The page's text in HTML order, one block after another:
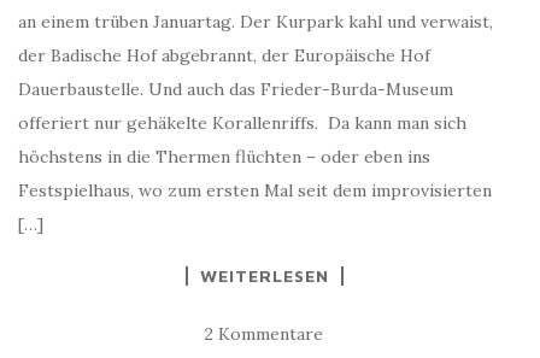
an einem trüben Januartag. Der Kurpark kahl und verwaist,
der Badische Hof abgebrannt, der Europäische Hof
Dauerbaustelle. Und auch das Frieder-Burda-Museum
offeriert nur gehäkelte Korallenriffs. Da kann man sich
höchstens in die Thermen flüchten – oder eben ins
Festspielhaus, wo zum ersten Mal seit dem improvisierten
[…]
WEITERLESEN
2 Kommentare